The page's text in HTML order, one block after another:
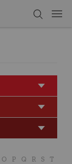
O P Q R S
T